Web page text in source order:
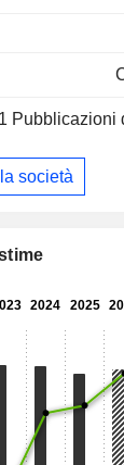
Pubblicazioni
società